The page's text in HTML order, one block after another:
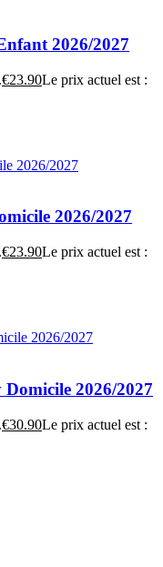
2026/2027
€23.90Le prix actuel est :
2026/2027
€23.90Le prix actuel est :
2026/2027
€30.90Le prix actuel est :